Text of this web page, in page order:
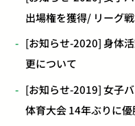
出場権を獲得/ リーグ
[お知らせ-2020] 身体
更について
[お知らせ-2019] 女子
体育大会 14年ぶりに